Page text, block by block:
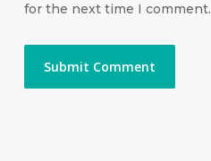
for the next time I comment.